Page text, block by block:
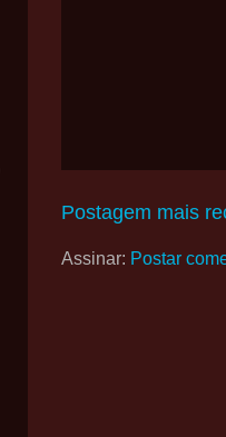
Postagem mais
Assinar: Postar